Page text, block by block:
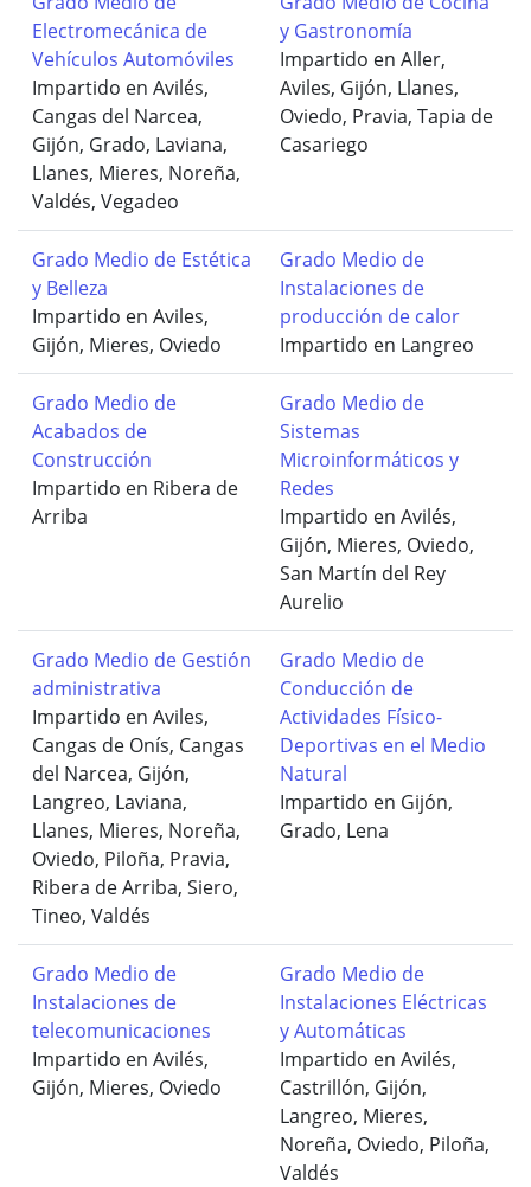
Electromecánica de
Vehículos Automóviles
Impartido en Avilés,
Cangas del Narcea,
Gijón, Grado, Laviana,
Llanes, Mieres, Noreña,
Valdés, Vegadeo
y Gastronomía
Impartido en Aller,
Aviles, Gijón, Llanes,
Oviedo, Pravia, Tapia de
Casariego
Grado Medio de Estética
y Belleza
Impartido en Aviles,
Gijón, Mieres, Oviedo
Grado Medio de
Instalaciones de
producción de calor
Impartido en Langreo
Grado Medio de
Acabados de
Construcción
Impartido en Ribera de
Arriba
Grado Medio de
Sistemas
Microinformáticos y
Redes
Impartido en Avilés,
Gijón, Mieres, Oviedo,
San Martín del Rey
Aurelio
Grado Medio de Gestión
administrativa
Impartido en Aviles,
Cangas de Onís, Cangas
del Narcea, Gijón,
Langreo, Laviana,
Llanes, Mieres, Noreña,
Oviedo, Piloña, Pravia,
Ribera de Arriba, Siero,
Tineo, Valdés
Grado Medio de
Conducción de
Actividades Físico-
Deportivas en el Medio
Natural
Impartido en Gijón,
Grado, Lena
Grado Medio de
Instalaciones de
telecomunicaciones
Impartido en Avilés,
Gijón, Mieres, Oviedo
Grado Medio de
Instalaciones Eléctricas
y Automáticas
Impartido en Avilés,
Castrillón, Gijón,
Langreo, Mieres,
Noreña, Oviedo, Piloña,
Valdés